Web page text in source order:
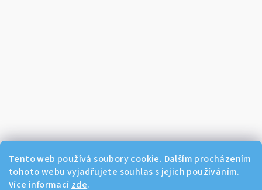
Tento web používá soubory cookie. Dalším procházením
tohoto webu vyjadřujete souhlas s jejich používáním.
Více informací zde.